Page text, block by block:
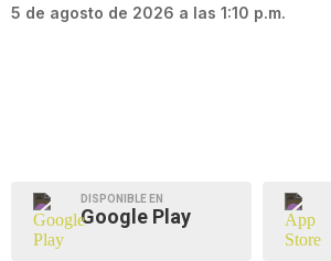
5 de agosto de 2026 a las 1:10 p.m.
DISPONIBLE EN
Google Play